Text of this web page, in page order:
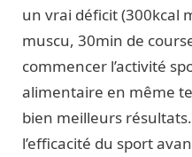
un vrai déficit (300kcal
muscu, 30min de
commencer l’activité
alimentaire en même
bien meilleurs
l’efficacité du sport